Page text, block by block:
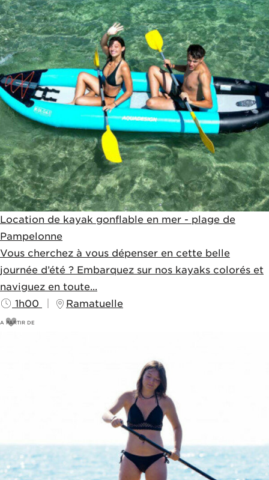
Location de kayak gonflable en mer - plage de
Pampelonne
Vous cherchez à vous dépenser en cette belle
journée d’été ? Embarquez sur nos kayaks colorés et
naviguez en toute...
1h00
Ramatuelle
A PARTIR DE